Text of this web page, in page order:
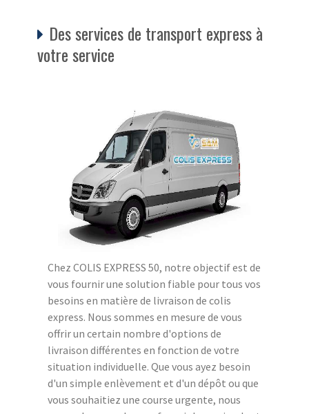
Des services de transport express à
votre service
Chez COLIS EXPRESS 50, notre objectif est de
vous fournir une solution fiable pour tous vos
besoins en matière de livraison de colis
express. Nous sommes en mesure de vous
offrir un certain nombre d'options de
livraison différentes en fonction de votre
situation individuelle. Que vous ayez besoin
d'un simple enlèvement et d'un dépôt ou que
vous souhaitiez une course urgente, nous